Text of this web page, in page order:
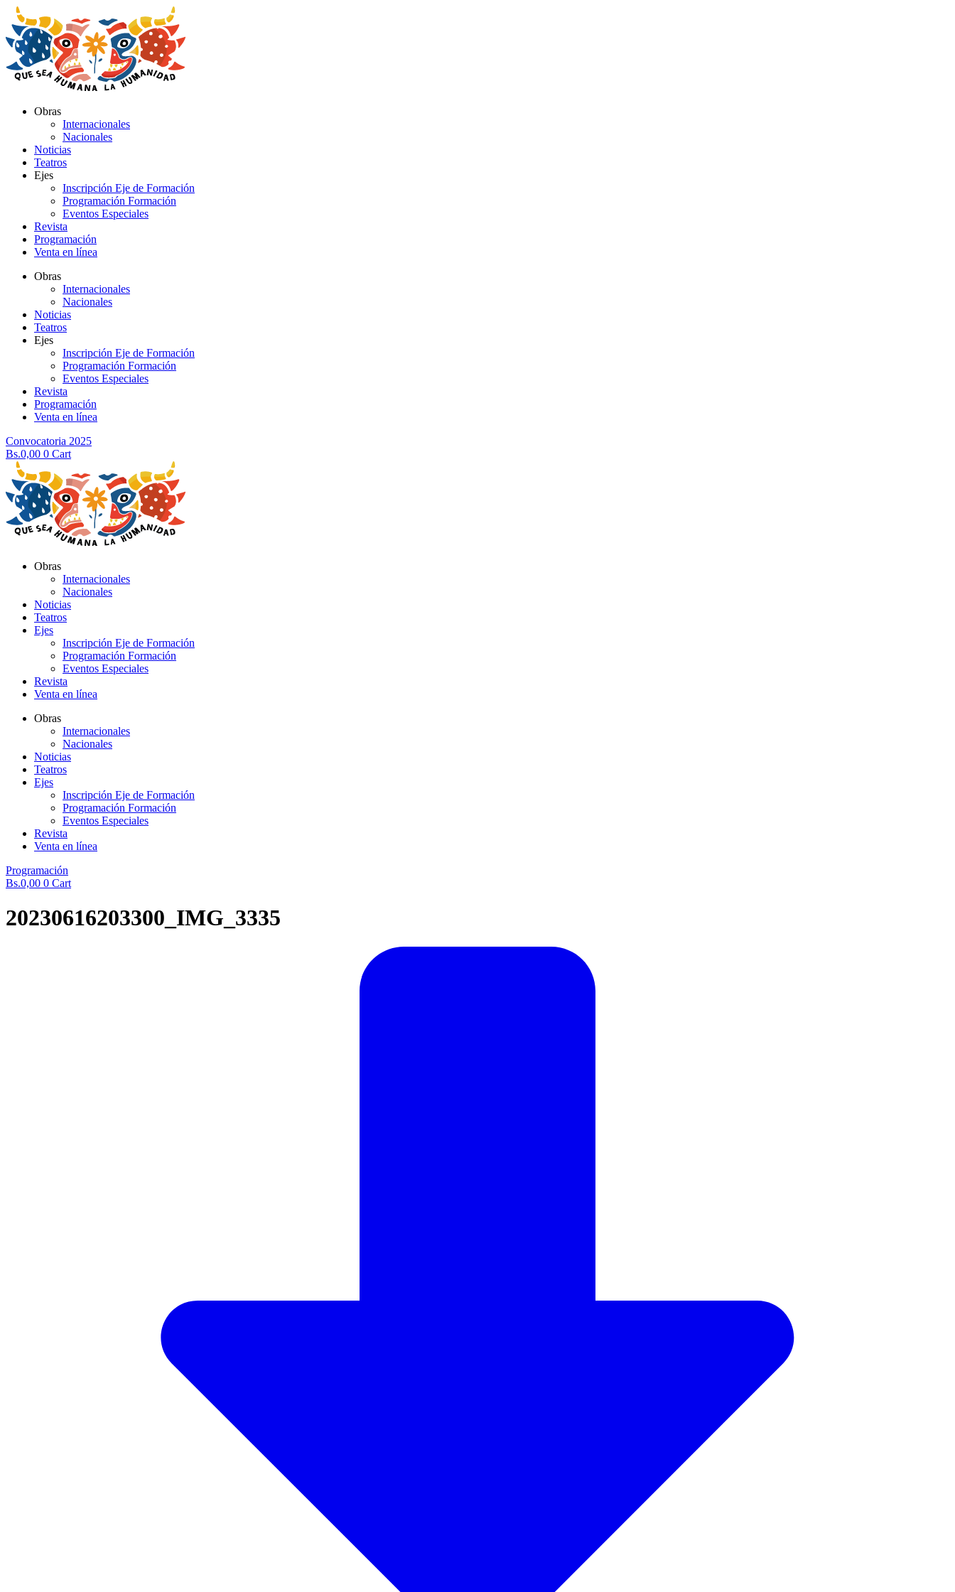
al
contenido
Obras
Internacionales
Nacionales
Noticias
Teatros
Ejes
Inscripción Eje de Formación
Programación Formación
Eventos Especiales
Revista
Programación
Venta en línea
Obras
Internacionales
Nacionales
Noticias
Teatros
Ejes
Inscripción Eje de Formación
Programación Formación
Eventos Especiales
Revista
Programación
Venta en línea
Convocatoria 2025
Bs.0,00 0 Cart
Obras
Internacionales
Nacionales
Noticias
Teatros
Ejes
Inscripción Eje de Formación
Programación Formación
Eventos Especiales
Revista
Venta en línea
Obras
Internacionales
Nacionales
Noticias
Teatros
Ejes
Inscripción Eje de Formación
Programación Formación
Eventos Especiales
Revista
Venta en línea
Programación
Bs.0,00 0 Cart
20230616203300_IMG_3335